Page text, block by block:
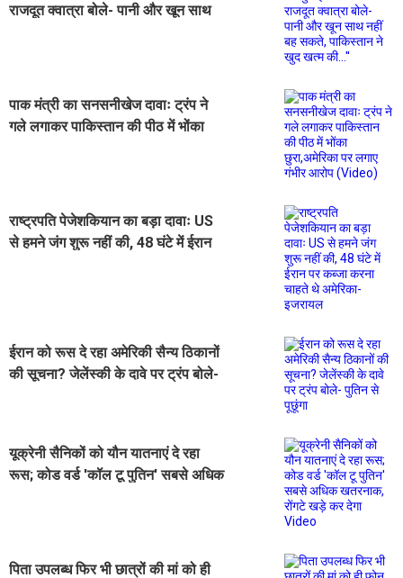
राजदूत क्वात्रा बोले- पानी और खून साथ
पाक मंत्री का सनसनीखेज दावाः ट्रंप ने
गले लगाकर पाकिस्तान की पीठ में भोंका
राष्ट्रपति पेजेशकियान का बड़ा दावाः US
से हमने जंग शुरू नहीं की, 48 घंटे में ईरान
ईरान को रूस दे रहा अमेरिकी सैन्य ठिकानों
की सूचना? जेलेंस्की के दावे पर ट्रंप बोले-
यूक्रेनी सैनिकों को यौन यातनाएं दे रहा
रूस; कोड वर्ड 'कॉल टू पुतिन' सबसे अधिक
पिता उपलब्ध फिर भी छात्रों की मां को ही